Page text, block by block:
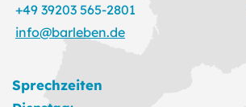
+49 39203 565-2801
info@barleben.de
Sprechzeiten